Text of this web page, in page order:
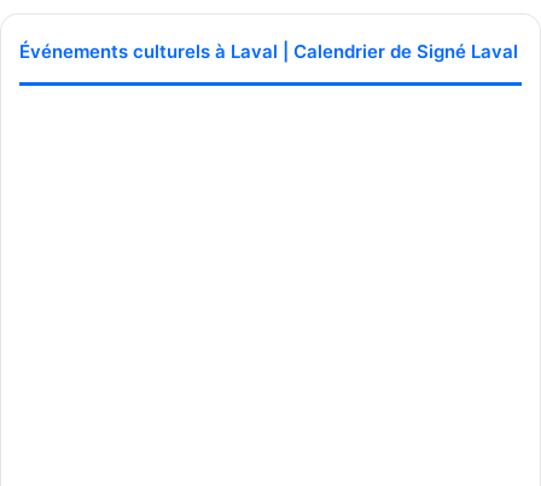
Événements culturels à Laval | Calendrier de Signé Laval